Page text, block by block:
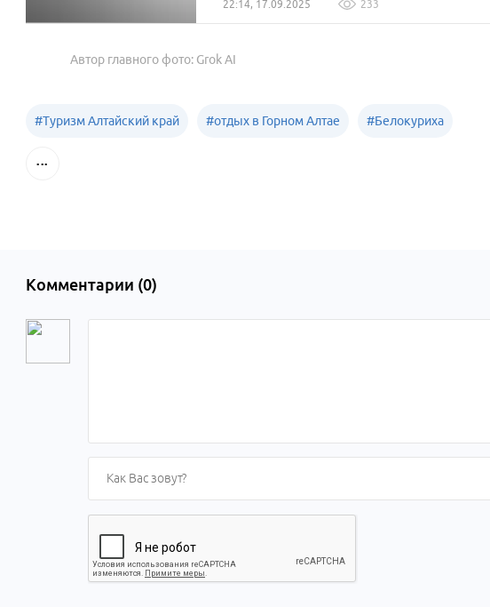
22:14, 17.09.2025 233
Автор главного фото: Grok AI
#Туризм Алтайский край #отдых в Горном Алтае #Белокуриха
Комментарии (0)